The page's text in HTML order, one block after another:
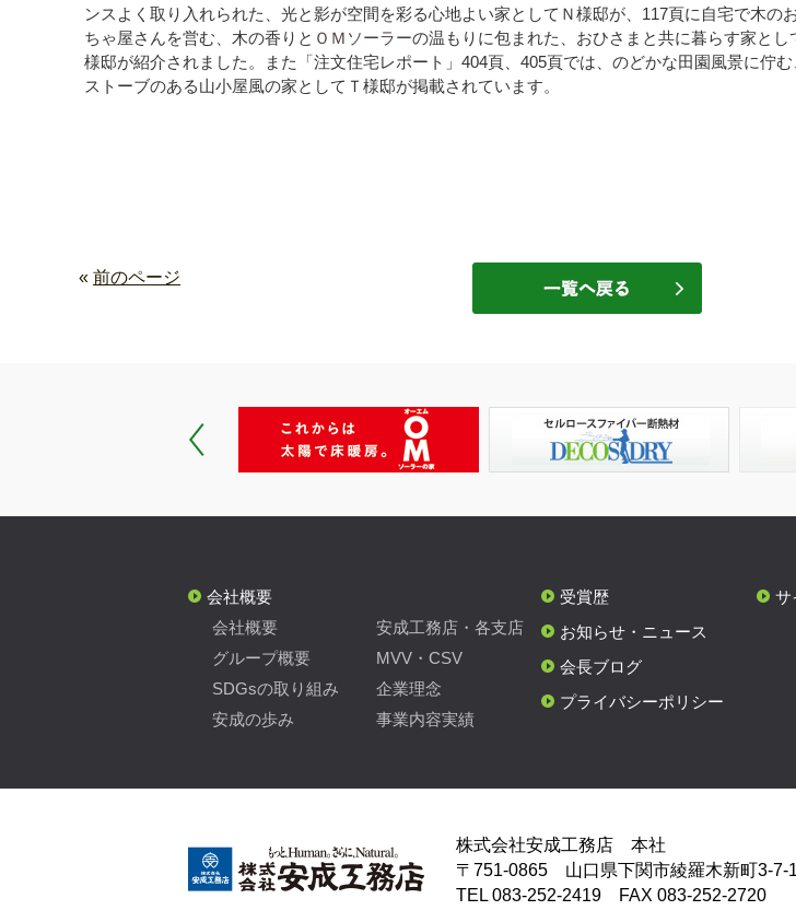
ンスよく取り入れられた、光と影が空間を彩る心地よい家としてＮ様邸が、117頁に自宅で木の
ちゃ屋さんを営む、木の香りと ＯＭソーラーの温もりに包まれた、おひさまと共に暮らす家とし
様邸が紹介されました。また「注文住宅レポート」404頁、405頁では、のどかな田園風景に佇
ストーブのある山小屋風の家としてＴ様邸が掲載されています。
« 前のページ
会社概要
会社概要
安成工務店・各支店
グループ概要
MVV・CSV
SDGsの取り組み
企業理念
安成の歩み
事業内容実績
受賞歴
お知らせ・ニュース
会長ブログ
プライバシーポリシー
サ
株式会社安成工務店 本社
〒751-0865 山口県下関市綾羅木新町3-7-1
TEL 083-252-2419 FAX 083-252-2720